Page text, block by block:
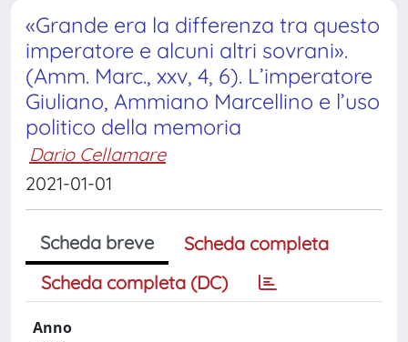
«Grande era la differenza tra questo
imperatore e alcuni altri sovrani».
(Amm. Marc., xxv, 4, 6). L’imperatore
Giuliano, Ammiano Marcellino e l’uso
politico della memoria
Dario Cellamare
2021-01-01
Scheda breve
Scheda completa
Scheda completa (DC)
Anno